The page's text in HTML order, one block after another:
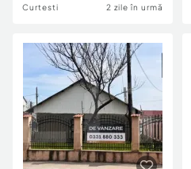
Curtesti 2 zile în urmă